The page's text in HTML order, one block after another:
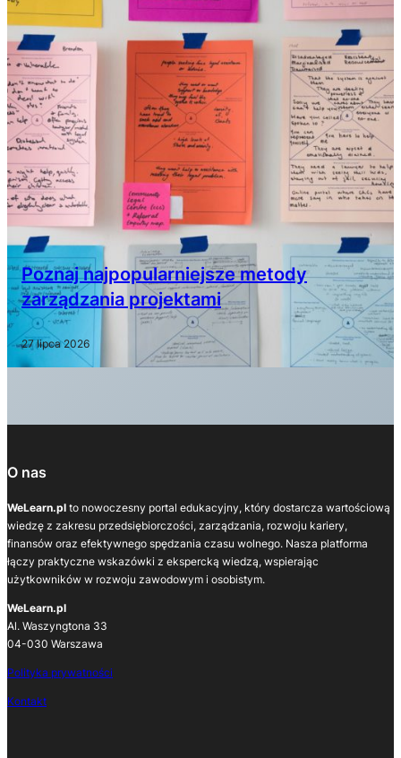
Poznaj najpopularniejsze metody
zarządzania projektami
27 lipca 2026
O nas
WeLearn.pl to nowoczesny portal edukacyjny, który dostarcza wartościową
wiedzę z zakresu przedsiębiorczości, zarządzania, rozwoju kariery,
finansów oraz efektywnego spędzania czasu wolnego. Nasza platforma
łączy praktyczne wskazówki z ekspercką wiedzą, wspierając
użytkowników w rozwoju zawodowym i osobistym.
WeLearn.pl
Al. Waszyngtona 33
04-030 Warszawa
Polityka prywatności
Kontakt